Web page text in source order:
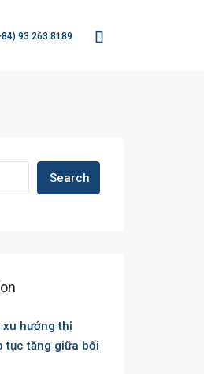
93 263 8189
Search
hướng thị
tục tăng giữa bối